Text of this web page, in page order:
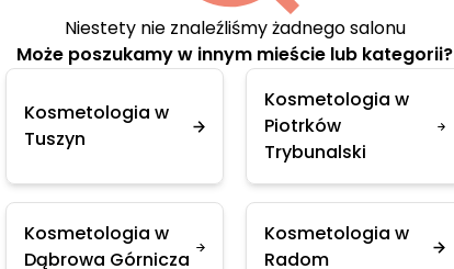
Niestety nie znaleźliśmy żadnego salonu
Może poszukamy w innym mieście lub kategorii?
Kosmetologia w
Tuszyn
Kosmetologia w
Piotrków
Trybunalski
Kosmetologia w
Dąbrowa Górnicza
Kosmetologia w
Radom